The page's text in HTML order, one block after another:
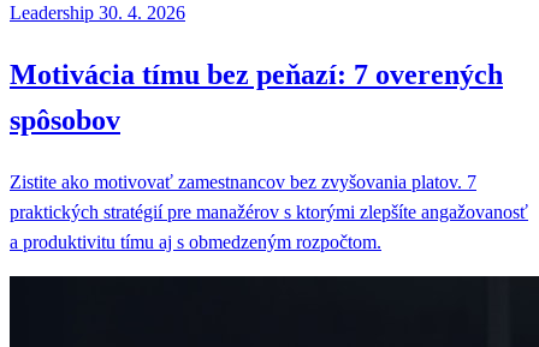
Leadership 30. 4. 2026
Motivácia tímu bez peňazí: 7 overených
spôsobov
Zistite ako motivovať zamestnancov bez zvyšovania platov. 7
praktických stratégií pre manažérov s ktorými zlepšíte angažovanosť
a produktivitu tímu aj s obmedzeným rozpočtom.